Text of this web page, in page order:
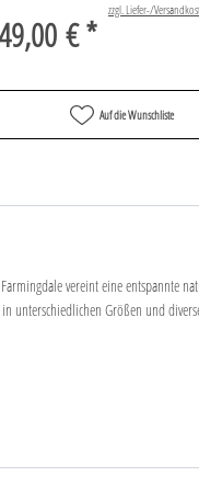
€ *
zzgl. Liefer-/
Auf die Wunschliste
vereint eine entspannte
unterschiedlichen Größen und